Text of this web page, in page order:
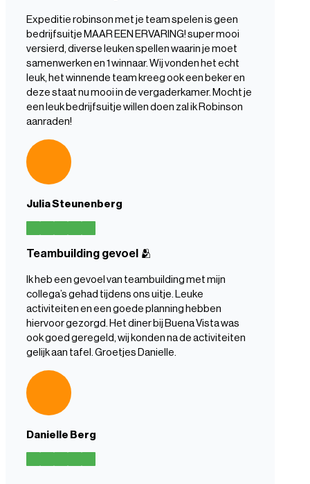
Expeditie robinson met je team spelen is geen
bedrijfsuitje MAAR EEN ERVARING! super mooi
versierd, diverse leuken spellen waarin je moet
samenwerken en 1 winnaar. Wij vonden het echt
leuk, het winnende team kreeg ook een beker en
deze staat nu mooi in de vergaderkamer. Mocht je
een leuk bedrijfsuitje willen doen zal ik Robinson
aanraden!
Julia Steunenberg
Teambuilding gevoel 🫂
Ik heb een gevoel van teambuilding met mijn
collega’s gehad tijdens ons uitje. Leuke
activiteiten en een goede planning hebben
hiervoor gezorgd. Het diner bij Buena Vista was
ook goed geregeld, wij konden na de activiteiten
gelijk aan tafel. Groetjes Danielle.
Danielle Berg